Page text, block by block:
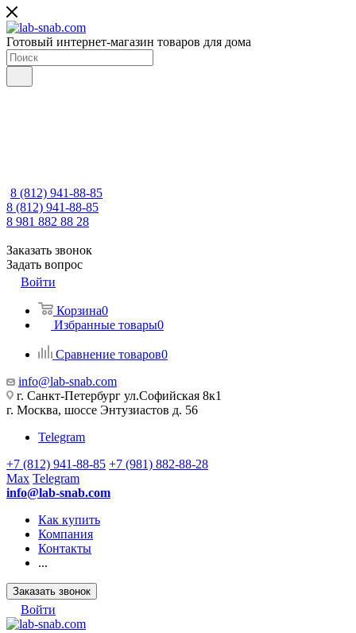
Готовый интернет-магазин товаров для дома
8 (812) 941-88-85
8 (812) 941-88-85
8 981 882 88 28
Заказать звонок
Задать вопрос
Войти
Корзина0
Избранные товары0
Сравнение товаров0
info@lab-snab.com
г. Санкт-Петербург ул.Софийская 8к1
г. Москва, шоссе Энтузиастов д. 56
Telegram
+7 (812) 941-88-85 +7 (981) 882-88-28
Max Telegram
info@lab-snab.com
Как купить
Компания
Контакты
...
Заказать звонок
Войти